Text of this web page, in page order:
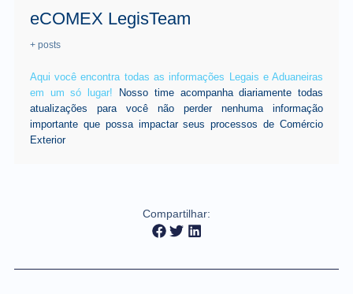
eCOMEX LegisTeam
+ posts
Aqui você encontra todas as informações Legais e Aduaneiras
em um só lugar! Nosso time acompanha diariamente todas
atualizações para você não perder nenhuma informação
importante que possa impactar seus processos de Comércio
Exterior
Compartilhar: